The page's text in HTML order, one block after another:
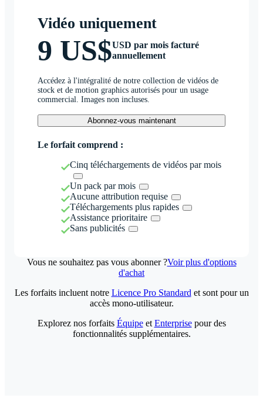
Vidéo uniquement
9 US$USD par mois facturé
annuellement
Accédez à l'intégralité de notre collection de vidéos de
stock et de motion graphics autorisés pour un usage
commercial. Images non incluses.
Abonnez-vous maintenant
Le forfait comprend :
Cinq téléchargements de vidéos par mois
Un pack par mois
Aucune attribution requise
Téléchargements plus rapides
Assistance prioritaire
Sans publicités
Vous ne souhaitez pas vous abonner ?Voir plus d'options
d'achat
Les forfaits incluent notre Licence Pro Standard et sont pour un
accès mono-utilisateur.
Explorez nos forfaits Équipeet Enterprisepour des
fonctionnalités supplémentaires.